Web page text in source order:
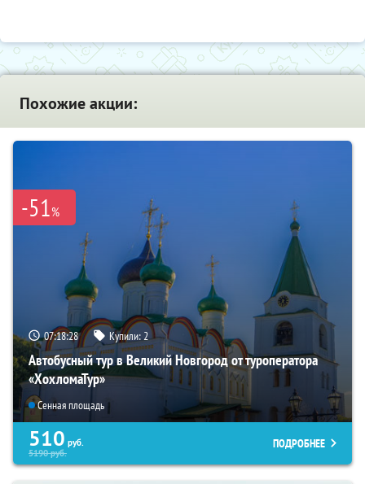
Похожие акции:
-51%
07:18:26 Купили:2
Автобусный тур в Великий Новгород от туроператора
«ХохломаТур»
Сенная площадь
510 руб.
5190руб.
ПОДРОБНЕЕ